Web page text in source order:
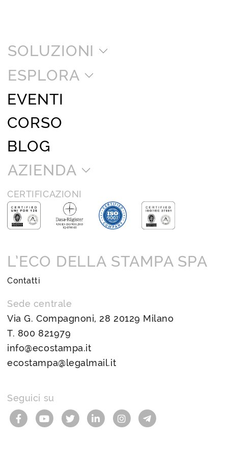
SOLUZIONI
ESPLORA
EVENTI
CORSO
BLOG
AZIENDA
CERTIFICAZIONI
L’ECO DELLA STAMPA SPA
Contatti
Sede centrale
Via G. Compagnoni, 28 20129 Milano
T. 800 821979
info@ecostampa.it
ecostampa@legalmail.it
Seguici su